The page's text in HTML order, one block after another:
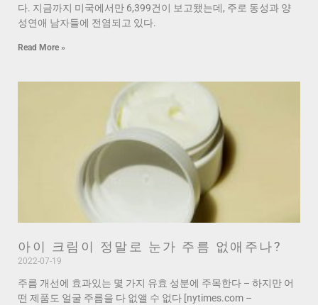
다. 지금까지 미국에서만 6,399건이 보고됐는데, 주로 동성과 양
성연애 남자들에 전염되고 있다.
Read More »
아이 크림이 정말로 눈가 주름 없애주나?
2022-07-19
주름 개선에 효과있는 몇 가지 유효 성분에 주목한다 – 하지만 어
떤 제품도 얼굴 주름을 다 없앨 수 없다 [nytimes.com –